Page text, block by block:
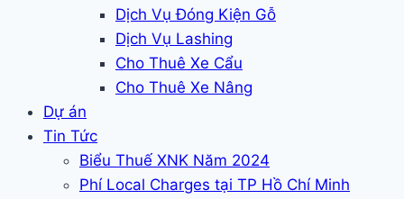
Dịch Vụ Đóng Kiện Gỗ
Dịch Vụ Lashing
Cho Thuê Xe Cẩu
Cho Thuê Xe Nâng
Dự án
Tin Tức
Biểu Thuế XNK Năm 2024
Phí Local Charges tại TP Hồ Chí Minh